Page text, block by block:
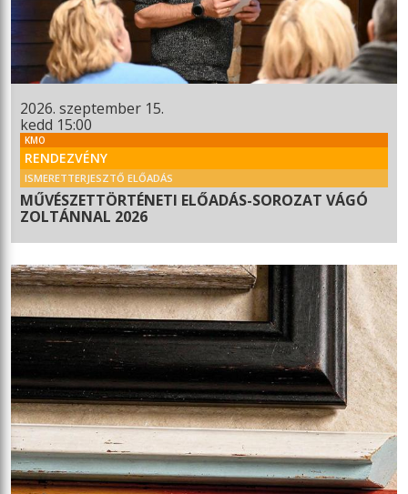
2026. szeptember 15.
kedd 15:00
KMO
RENDEZVÉNY
ISMERETTERJESZTŐ ELŐADÁS
MŰVÉSZETTÖRTÉNETI ELŐADÁS-SOROZAT VÁGÓ
ZOLTÁNNAL 2026